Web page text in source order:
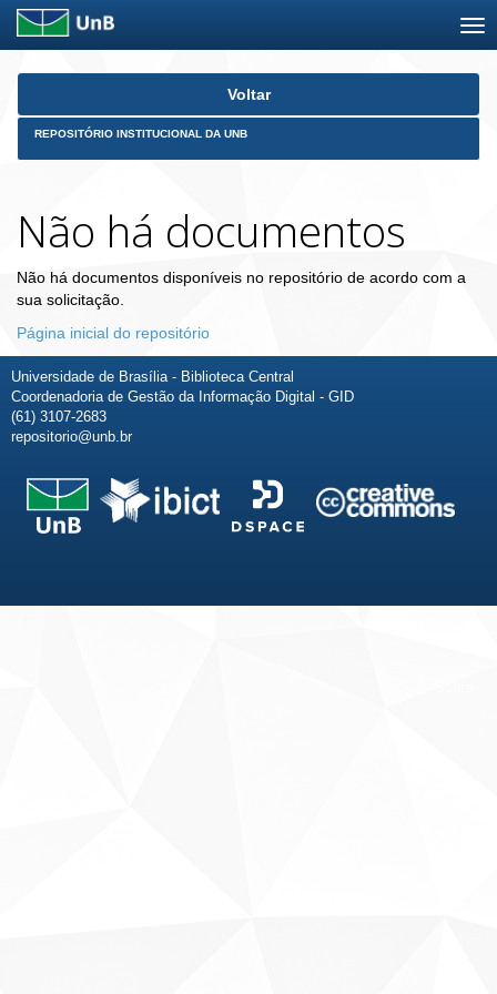
Skip
Voltar
REPOSITÓRIO INSTITUCIONAL DA UNB
Não há documentos
Não há documentos disponíveis no repositório de acordo com a
sua solicitação.
Página inicial do repositório
Universidade de Brasília - Biblioteca Central
Coordenadoria de Gestão da Informação Digital - GID
(61) 3107-2683
repositorio@unb.br